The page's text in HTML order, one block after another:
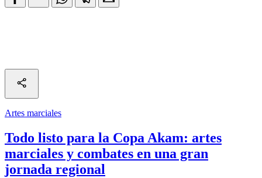
Artes marciales
Todo listo para la Copa Akam: artes
marciales y combates en una gran
jornada regional